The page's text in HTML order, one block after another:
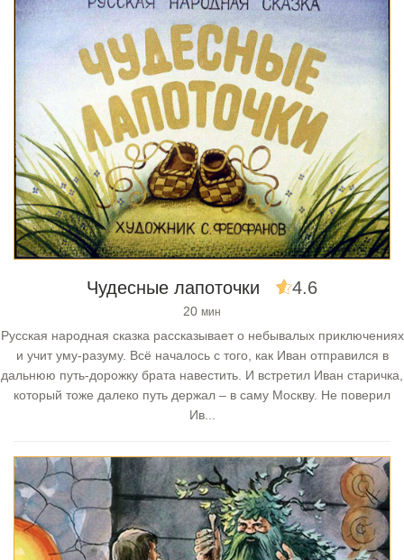
Чудесные лапоточки 4.6
20 мин
Русская народная сказка рассказывает о небывалых приключениях
и учит уму-разуму. Всё началось с того, как Иван отправился в
дальнюю путь-дорожку брата навестить. И встретил Иван старичка,
который тоже далеко путь держал – в саму Москву. Не поверил
Ив...